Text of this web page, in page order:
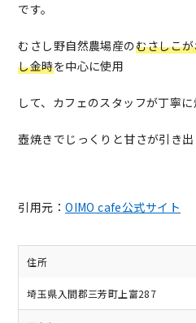
です。
むさし野自然農場産のむさしこ
し金時を中心に使用
して、カフェのスタッフが丁寧に
壺焼きでじっくりと甘さが引き出
引用元：OIMO cafe公式サイト
住所
埼玉県入間郡三芳町上富287